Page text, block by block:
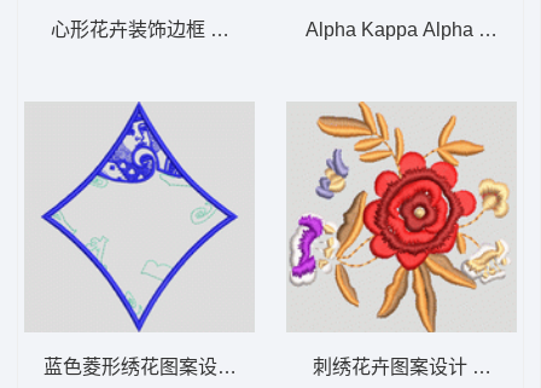
心形花卉装饰边框 女装
蓝色菱形绣花图案设计 纸牌
Alpha Kappa Alpha 女性
刺绣花卉图案设计 女装